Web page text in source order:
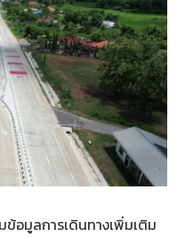
อมูลการเดินทางเพิ่มเติม